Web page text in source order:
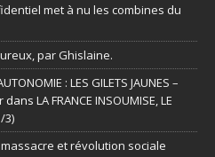
met à nu les combines du
par Ghislaine.
: LES GILETS JAUNES –
dans LA FRANCE INSOUMISE, LE
3)
et révolution sociale